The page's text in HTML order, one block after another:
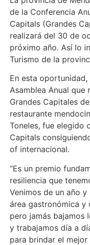
de la Conferencia
Capitals (Grandes
realizará del 30 de
próximo año. Así lo
Turismo de la
En esta
Asamblea Anual que
Grandes Capitales
restaurante
Toneles, fue elegido
Capitals
of internacional.
“Es un premio
resiliencia que
Venimos de un año
área gastronómica y
pero jamás bajamos
y trabajamos día a
para brindar el